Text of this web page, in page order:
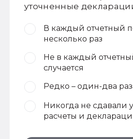
уточненные
В каждый отчетный
несколько раз
Не в каждый
случается
Редко – один-два
Никогда не сдавали
расчеты и